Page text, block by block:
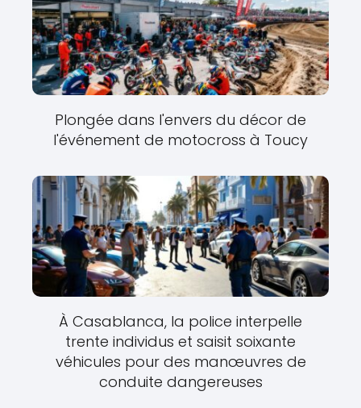
Plongée dans l'envers du décor de
l'événement de motocross à Toucy
À Casablanca, la police interpelle
trente individus et saisit soixante
véhicules pour des manœuvres de
conduite dangereuses